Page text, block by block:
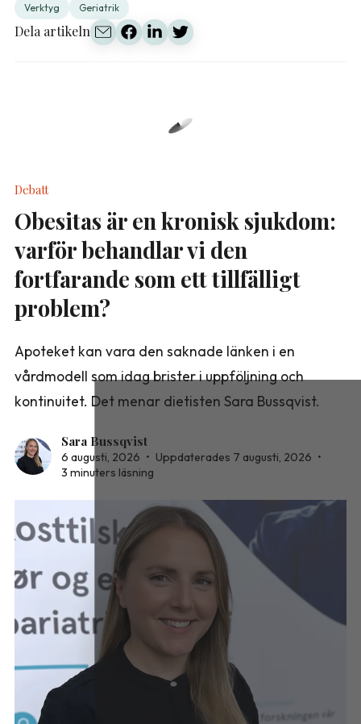
Verktyg Geriatrik
Dela artikeln
Debatt
Obesitas är en kronisk sjukdom:
varför behandlar vi den
fortfarande som ett tillfälligt
problem?
Apoteket kan vara den saknade länken i en
vårdmodell som idag brister i uppföljning och
kontinuitet. Det menar dietisten Sara Bussqvist.
Sara Bussqvist
6 augusti, 2026 • Uppdaterades 7 augusti, 2026 •
3 minuters läsning